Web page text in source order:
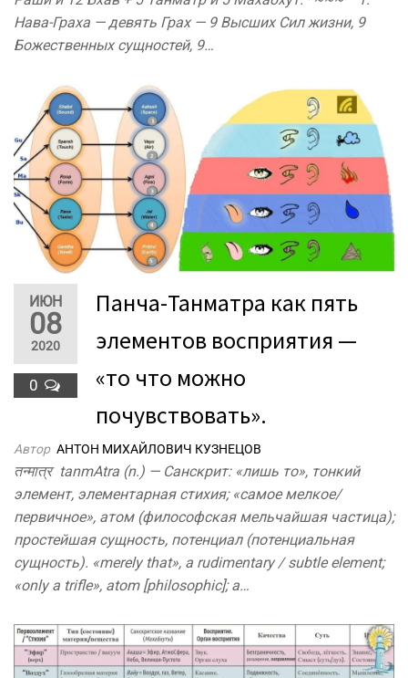
Нава-Граха — девять Грах — 9 Высших Сил жизни, 9
Божественных сущностей, 9…
ИЮН
08
2020
0
Панча-Танматра как пять
элементов восприятия —
«то что можно
почувствовать».
Автор АНТОН МИХАЙЛОВИЧ КУЗНЕЦОВ
तन्मात्र tanmAtra (n.) — Санскрит: «лишь то», тонкий
элемент, элементарная стихия; «самое мелкое/
первичное», атом (философская мельчайшая частица);
простейшая сущность, потенциал (потенциальная
сущность). «merely that», a rudimentary / subtle element;
«only a trifle», atom [philosophic]; a…